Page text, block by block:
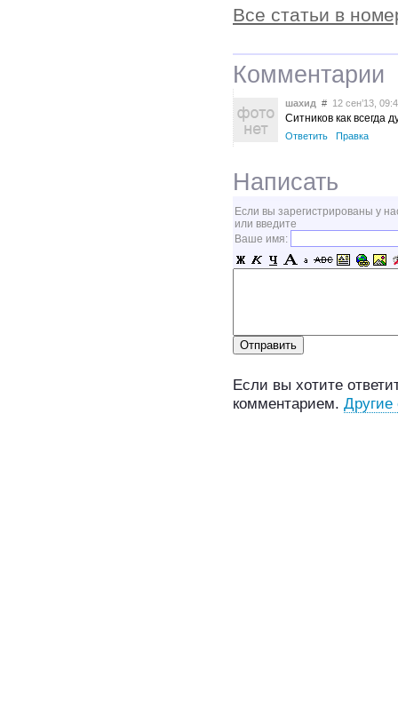
Все статьи в
Комментарии
шахид # 12 сен’13,
Ситников как всегда
Ответить Правка
Написать
Если вы зарегистрированы у
или введите
Ваше имя:
Если вы хотите
комментарием. Другие